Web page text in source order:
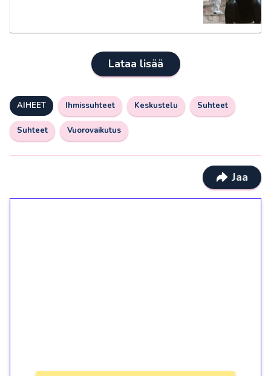
Lataa lisää
AIHEET Ihmissuhteet Keskustelu Suhteet
Suhteet Vuorovaikutus
Jaa